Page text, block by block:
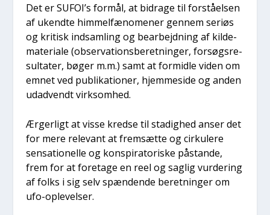
Det er SUFOI’s for­mål, at bidra­ge til for­stå­el­sen
af ukend­te him­mel­fæ­no­me­ner gen­nem seri­øs
og kri­tisk ind­sam­ling og bear­bejd­ning af kil­de­
ma­te­ri­a­le (obser­va­tions­be­ret­nin­ger, for­søgs­re­
sul­ta­ter, bøger m.m.) samt at for­mid­le viden om
emnet ved publi­ka­tio­ner, hjem­mesi­de og anden
udad­vendt virk­som­hed.
Ærger­ligt at vis­se kred­se til sta­dig­hed anser det
for mere rele­vant at frem­sæt­te og cir­ku­le­re
sen­sa­tio­nel­le og kon­spira­to­ri­ske påstan­de,
frem for at fore­ta­ge en reel og sag­lig vur­de­ring
af folks i sig selv spæn­den­de beret­nin­ger om
ufo-ople­vel­ser.